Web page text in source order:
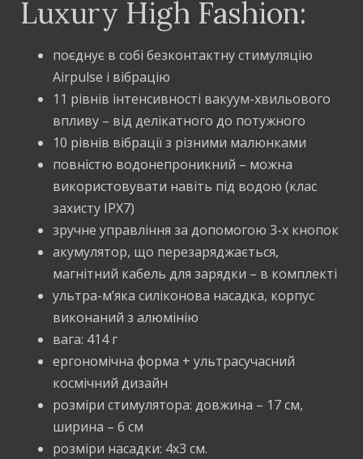
Luxury High Fashion:
поєднує в собі безконтактну стимуляцію
Airpulse і вібрацію
11 рівнів інтенсивності вакуум-хвильового
впливу – від делікатного до потужного
10 рівнів вібрації з різними малюнками
повністю водонепроникний – можна
використовувати навіть під водою (клас
захисту IPX7)
зручне управління за допомогою 3-х кнопок
акумулятор, що перезаряджається,
магнітний кабель для зарядки – в комплекті
ультра-м’яка силіконова насадка, корпус
виконаний з алюмінію
вага: 414 г
ергономічна форма + ультрасучасний
космічний дизайн
розміри стимулятора: довжина – 17 см,
ширина – 6 см
розміри насадки: 4х3 см.